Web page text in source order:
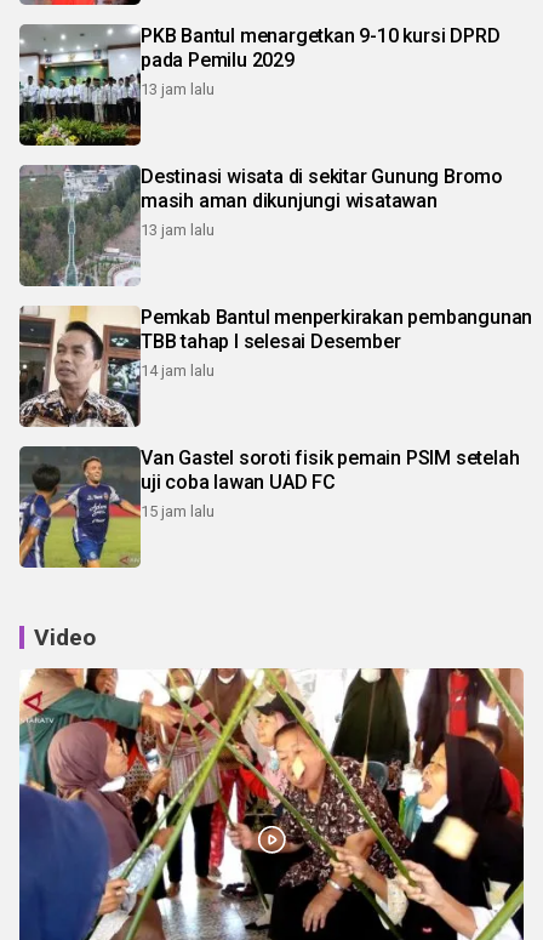
PKB Bantul menargetkan 9-10 kursi DPRD
pada Pemilu 2029
13 jam lalu
Destinasi wisata di sekitar Gunung Bromo
masih aman dikunjungi wisatawan
13 jam lalu
Pemkab Bantul menperkirakan pembangunan
TBB tahap I selesai Desember
14 jam lalu
Van Gastel soroti fisik pemain PSIM setelah
uji coba lawan UAD FC
15 jam lalu
Video